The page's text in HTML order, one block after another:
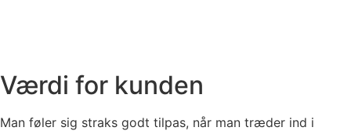
Værdi for kunden
Man føler sig straks godt tilpas, når man træder ind i